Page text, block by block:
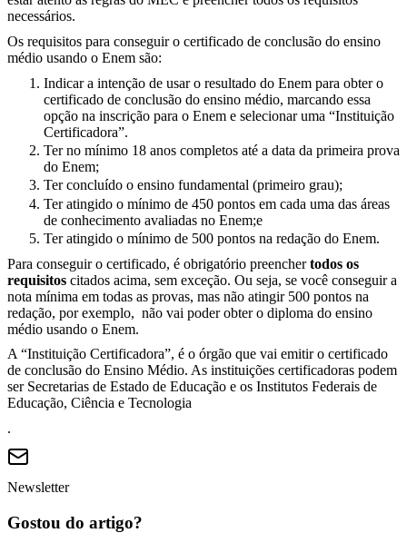
necessários.
Os requisitos para conseguir o certificado de conclusão do ensino
médio usando o Enem são:
Indicar a intenção de usar o resultado do Enem para obter o
certificado de conclusão do ensino médio, marcando essa
opção na inscrição para o Enem e selecionar uma “Instituição
Certificadora”.
Ter no mínimo 18 anos completos até a data da primeira prova
do Enem;
Ter concluído o ensino fundamental (primeiro grau);
Ter atingido o mínimo de 450 pontos em cada uma das áreas
de conhecimento avaliadas no Enem;e
Ter atingido o mínimo de 500 pontos na redação do Enem.
Para conseguir o certificado, é obrigatório preenchertodos os
requisitos citados acima, sem exceção. Ou seja, se você conseguir a
nota mínima em todas as provas, mas não atingir 500 pontos na
redação, por exemplo, não vai poder obter o diploma do ensino
médio usando o Enem.
A “Instituição Certificadora”, é o órgão que vai emitir o certificado
de conclusão do Ensino Médio. As instituições certificadoras podem
ser Secretarias de Estado de Educação e os Institutos Federais de
Educação, Ciência e Tecnologia
.
Newsletter
Gostou do artigo?